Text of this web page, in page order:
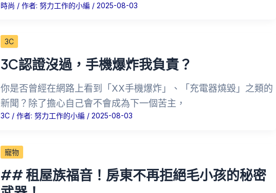
時尚 / 作者: 努力工作的小編 / 2025-08-03
3C
3C認證沒過，手機爆炸我負責？
你是否曾經在網路上看到「XX手機爆炸」、「充電器燒毀」之類的
新聞？除了擔心自己會不會成為下一個苦主，
3C/ 作者: 努力工作的小編 / 2025-08-03
寵物
## 租屋族福音！房東不再拒絕毛小孩的秘密